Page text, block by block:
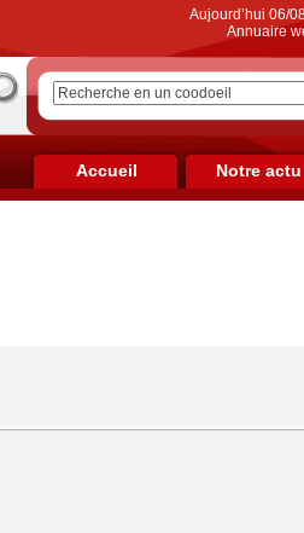
Aujourd’hui 06/
Annuaire
Accueil Notre actu